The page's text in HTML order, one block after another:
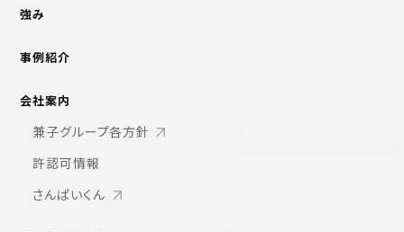
強み
事例紹介
会社案内
兼子グループ各方針
許認可情報
さんぱいくん